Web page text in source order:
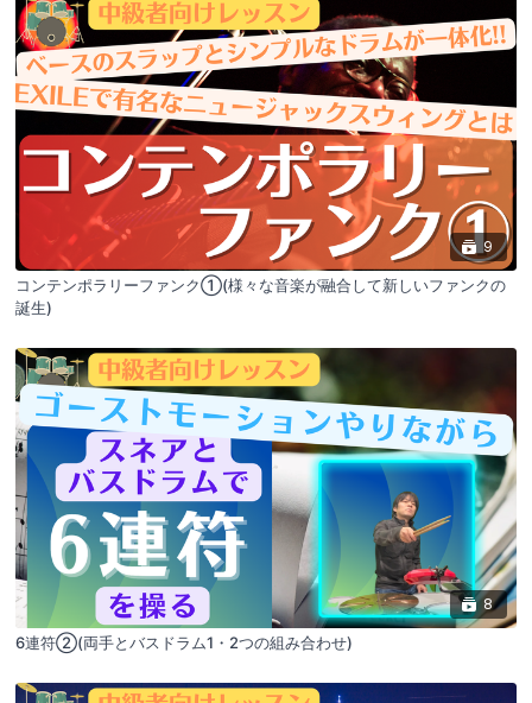
9
コンテンポラリーファンク①(様々な音楽が融合して新しいファンクの
誕生)
8
6連符②(両手とバスドラム1・2つの組み合わせ)